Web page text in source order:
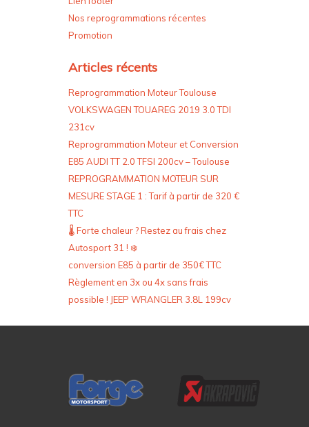
Nos reprogrammations récentes
Promotion
Articles récents
Reprogrammation Moteur Toulouse
VOLKSWAGEN TOUAREG 2019 3.0 TDI
231cv
Reprogrammation Moteur et Conversion
E85 AUDI TT 2.0 TFSI 200cv – Toulouse
REPROGRAMMATION MOTEUR SUR
MESURE STAGE 1 : Tarif à partir de 320 €
TTC
🌡️ Forte chaleur ? Restez au frais chez
Autosport 31 ! ❄️
conversion E85 à partir de 350€ TTC
Règlement en 3x ou 4x sans frais
possible ! JEEP WRANGLER 3.8L 199cv